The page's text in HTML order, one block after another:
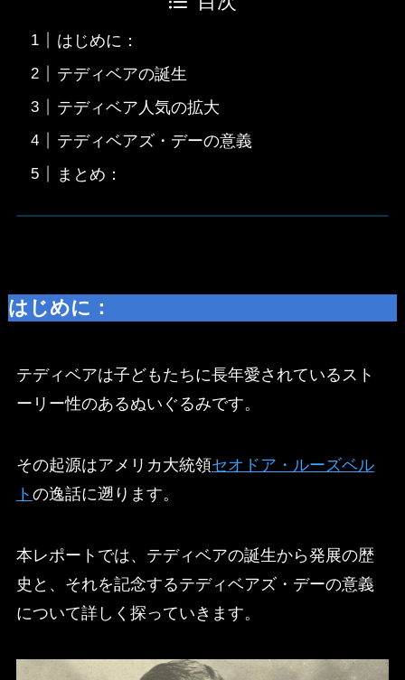
はじめに：
テディベアの誕生
テディベア人気の拡大
テディベアズ・デーの意義
まとめ：
はじめに：
テディベアは子どもたちに長年愛されているスト
ーリー性のあるぬいぐるみです。
その起源はアメリカ大統領セオドア・ルーズベル
ト の逸話に遡ります。
本レポートでは、テディベアの誕生から発展の歴
史と、それを記念するテディベアズ・デーの意義
について詳しく探っていきます。